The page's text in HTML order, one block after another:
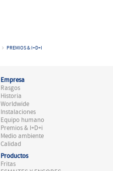
PREMIOS & I+D+I
Empresa
Rasgos
Historia
Worldwide
Instalaciones
Equipo humano
Premios & I+D+i
Medio ambiente
Calidad
Productos
Fritas